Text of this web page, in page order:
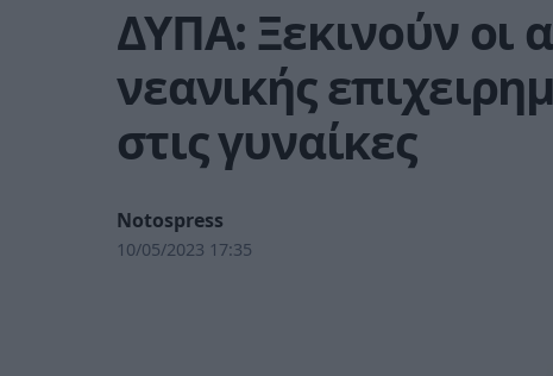
ΔΥΠΑ: Ξεκινούν οι
νεανικής
στις γυναίκες
Notospress
10/05/2023 17:35